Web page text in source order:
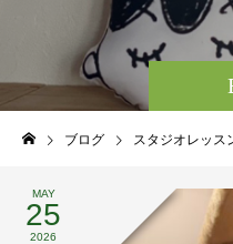
ブログ スタジオレッス
MAY
25
2026